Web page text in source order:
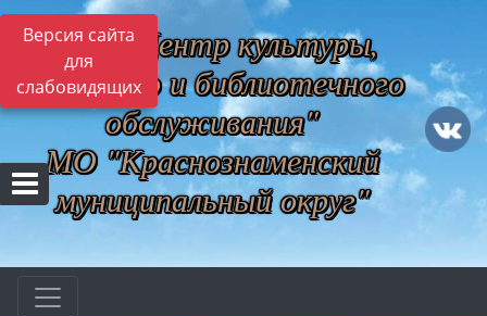
Версия сайта
для
слабовидящих
МБУ "Центр культуры,
музейного и библиотечного
обслуживания"
МО "Краснознаменский
муниципальный округ"